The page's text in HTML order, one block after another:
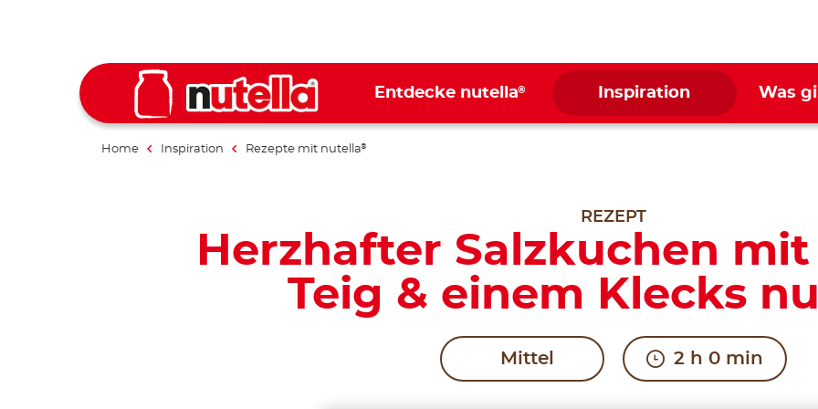
Entdecke nutella® Inspiration Was
Home Inspiration Rezepte mit nutella®
REZEPT
Herzhafter Salzkuchen
Teig & einem Klecks
Mittel 2 h 0 min